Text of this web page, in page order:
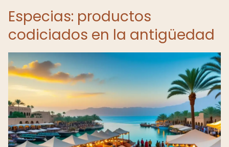
Especias: productos
codiciados en la antigüedad